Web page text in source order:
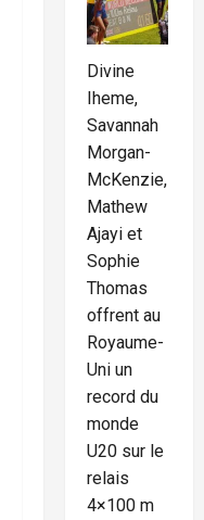
Divine
Iheme,
Savannah
Morgan-
McKenzie,
Mathew
Ajayi et
Sophie
Thomas
offrent au
Royaume-
Uni un
record du
monde
U20 sur le
relais
4×100 m